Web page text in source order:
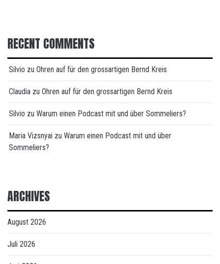
RECENT COMMENTS
Silvio zu Ohren auf für den grossartigen Bernd Kreis
Claudia zu Ohren auf für den grossartigen Bernd Kreis
Silvio zu Warum einen Podcast mit und über Sommeliers?
Maria Vizsnyai zu Warum einen Podcast mit und über
Sommeliers?
ARCHIVES
August 2026
Juli 2026